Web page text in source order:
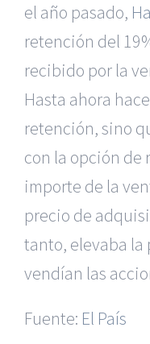
el año pasado,
retención del
recibido por la
Hasta ahora
retención, sino
con la opción de
importe de la
precio de
tanto, elevaba la
vendían las
Fuente: El País
|Reclamación de
de Accidentes en
|Formación